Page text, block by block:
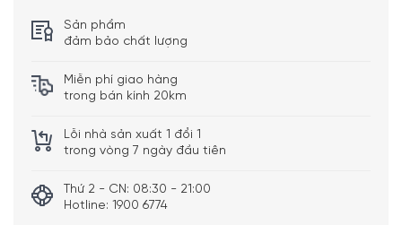
Sản phẩm
đảm bảo chất lượng
Miễn phí giao hàng
trong bán kính 20km
Lỗi nhà sản xuất 1 đổi 1
trong vòng 7 ngày đầu tiên
Thứ 2 - CN: 08:30 - 21:00
Hotline: 1900 6774